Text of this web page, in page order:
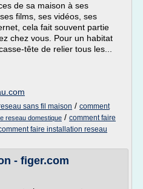
de sa maison à ses
films, ses vidéos, ses
cela fait souvent partie
chez vous. Pour un habitat
tête de relier tous les...
sans fil maison / comment
reseau domestique / comment faire
faire installation reseau
- figer.com